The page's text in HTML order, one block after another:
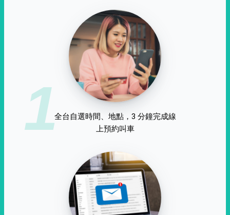
1全台自選時間、地點，3 分鐘完成線
上預約叫車